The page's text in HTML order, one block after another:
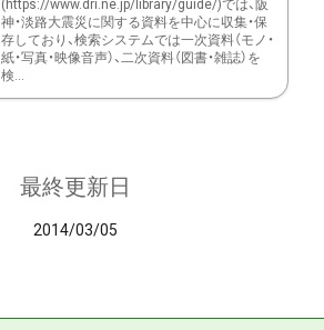
(https://www.dri.ne.jp/library/guide/)では、阪
神・淡路大震災に関する資料を中心に収集・保
存しており、検索システムでは一次資料（モノ・
紙・写真・映像音声）、二次資料（図書・雑誌）を
検...
最終更新日
2014/03/05